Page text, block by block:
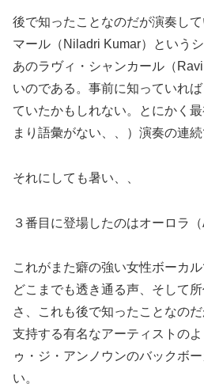
後で知ったことなのだが演奏し
マール（Niladri Kumar）という
あのラヴィ・シャンカール（
いのである。事前に知っていれ
ていたかもしれない。とにかく
まり語彙がない、、）演奏の連続
それにしても暑い、、
３番目に登場したのはオーロラ（
これがまた癖の強い女性ボーカ
どこまでも透き通る声、そして
さ、これも後で知ったことなの
支持する有名なアーティストの
ゥ・ジ・アンノウンのバックボ
い。